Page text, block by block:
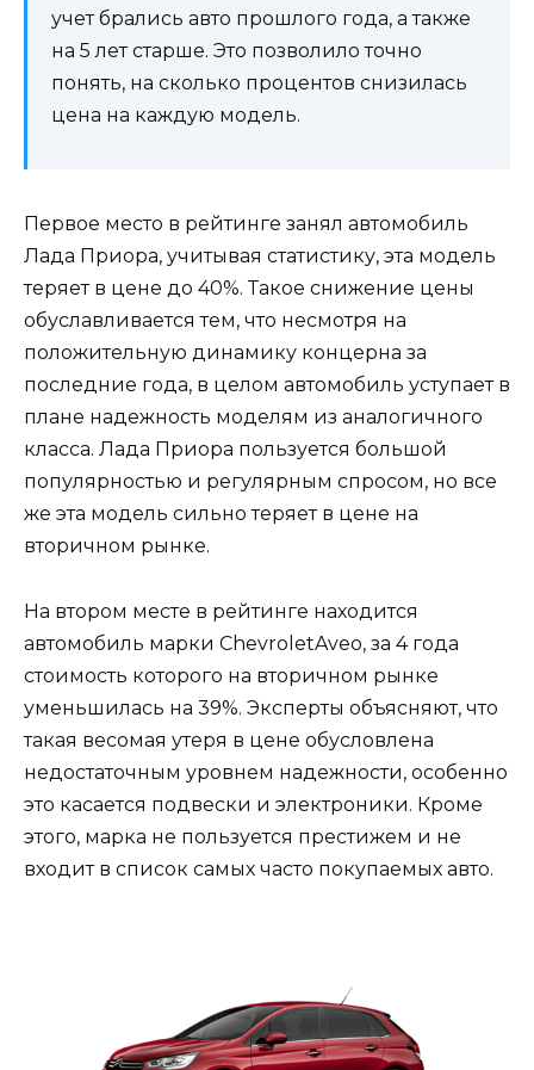
учет брались авто прошлого года, а также
на 5 лет старше. Это позволило точно
понять, на сколько процентов снизилась
цена на каждую модель.
Первое место в рейтинге занял автомобиль
Лада Приора, учитывая статистику, эта модель
теряет в цене до 40%. Такое снижение цены
обуславливается тем, что несмотря на
положительную динамику концерна за
последние года, в целом автомобиль уступает в
плане надежность моделям из аналогичного
класса. Лада Приора пользуется большой
популярностью и регулярным спросом, но все
же эта модель сильно теряет в цене на
вторичном рынке.
На втором месте в рейтинге находится
автомобиль марки ChevroletAveo, за 4 года
стоимость которого на вторичном рынке
уменьшилась на 39%. Эксперты объясняют, что
такая весомая утеря в цене обусловлена
недостаточным уровнем надежности, особенно
это касается подвески и электроники. Кроме
этого, марка не пользуется престижем и не
входит в список самых часто покупаемых авто.